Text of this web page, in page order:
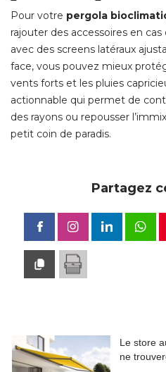
Pour votre pergola
rajouter des accessoires en
avec des screens latéraux
face, vous pouvez mieux
vents forts et les pluies
actionnable qui permet de
des rayons ou repousser
petit coin de paradis.
Partagez
Le store
ne